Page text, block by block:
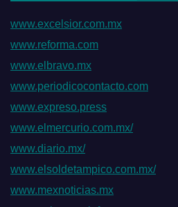
www.excelsior.com.mx
www.reforma.com
www.elbravo.mx
www.periodicocontacto.com
www.expreso.press
www.elmercurio.com.mx/
www.diario.mx/
www.elsoldetampico.com.mx/
www.mexnoticias.mx